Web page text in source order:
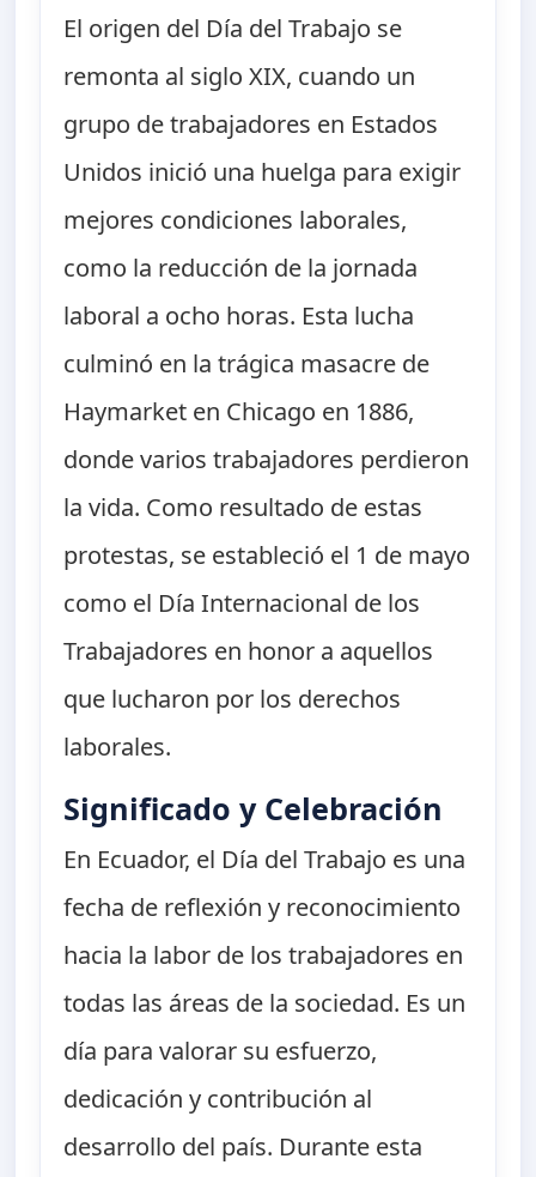
El origen del Día del Trabajo se
remonta al siglo XIX, cuando un
grupo de trabajadores en Estados
Unidos inició una huelga para exigir
mejores condiciones laborales,
como la reducción de la jornada
laboral a ocho horas. Esta lucha
culminó en la trágica masacre de
Haymarket en Chicago en 1886,
donde varios trabajadores perdieron
la vida. Como resultado de estas
protestas, se estableció el 1 de mayo
como el Día Internacional de los
Trabajadores en honor a aquellos
que lucharon por los derechos
laborales.
Significado y Celebración
En Ecuador, el Día del Trabajo es una
fecha de reflexión y reconocimiento
hacia la labor de los trabajadores en
todas las áreas de la sociedad. Es un
día para valorar su esfuerzo,
dedicación y contribución al
desarrollo del país. Durante esta